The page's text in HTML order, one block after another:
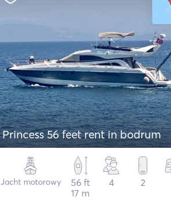
Princess 56 feet rent in bodrum
Jacht motorowy
56 ft
17 m
4 2